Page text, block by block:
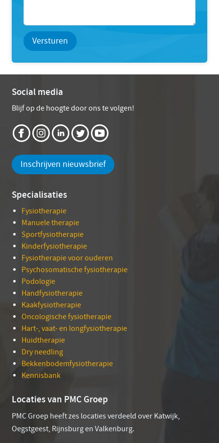
Versturen
Social media
Blijf op de hoogte door ons te volgen!
Inschrijven nieuwsbrief
Specialisaties
Fysiotherapie
Manuele therapie
Sportfysiotherapie
Kinderfysiotherapie
Fysiotherapie voor ouderen
Psychosomatische fysiotherapie
Podologie
Handfysiotherapie
Kaakfysiotherapie
Oncologische fysiotherapie
Hart-, vaat- en longfysiotherapie
Huidtherapie
Dry needling
Bekkenbodemfysiotherapie
Kennisbank
Locaties van PMC Groep
PMC Groep heeft zes locaties verdeeld over Katwijk,
Oegstgeest, Rijnsburg en Valkenburg.